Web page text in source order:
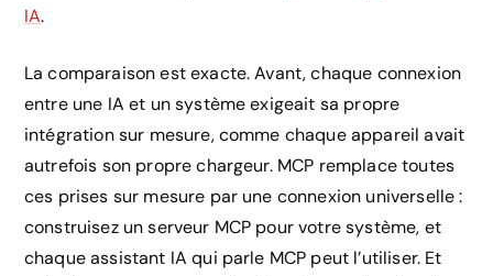
IA.
La comparaison est exacte. Avant, chaque connexion
entre une IA et un système exigeait sa propre
intégration sur mesure, comme chaque appareil avait
autrefois son propre chargeur. MCP remplace toutes
ces prises sur mesure par une connexion universelle :
construisez un serveur MCP pour votre système, et
chaque assistant IA qui parle MCP peut l’utiliser. Et